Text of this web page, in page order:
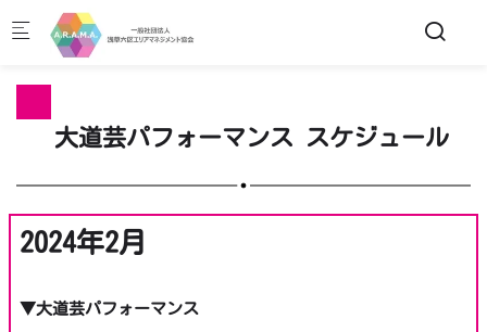
Skip to main content
大道芸パフォーマンス スケジュール
2024年2月
▼大道芸パフォーマンス